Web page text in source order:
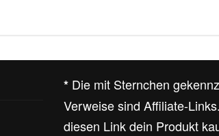
* Die mit Sternchen
Verweise sind Affiliate-
diesen Link dein Produkt